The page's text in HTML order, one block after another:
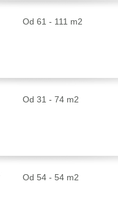
Od 61 - 111 m2
Od 31 - 74 m2
Od 54 - 54 m2